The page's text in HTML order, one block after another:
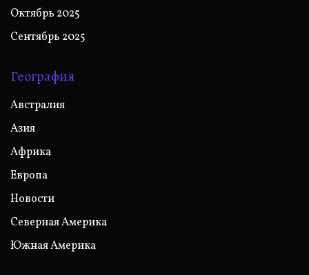
Октябрь 2025
Сентябрь 2025
География
Австралия
Азия
Африка
Европа
Новости
Северная Америка
Южная Америка